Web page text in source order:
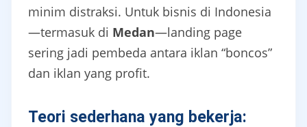
minim distraksi. Untuk bisnis di Indonesia
—termasuk di Medan—landing page
sering jadi pembeda antara iklan “boncos”
dan iklan yang profit.
Teori sederhana yang bekerja: